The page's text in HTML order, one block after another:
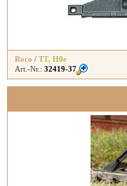
Roco / TT, H0e
Art.-Nr.: 32419-37